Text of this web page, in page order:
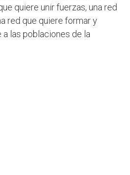
quiere unir fuerzas, una red
red que quiere formar y
las poblaciones de la